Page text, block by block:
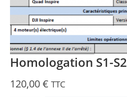
Homologation S1-S2
120,00€ TTC